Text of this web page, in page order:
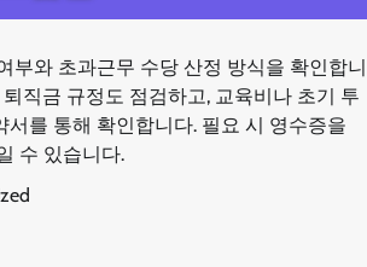
부와 초과근무 수당 산정 방식을 확인합니
직금 규정도 점검하고, 교육비나 초기 투
서를 통해 확인합니다. 필요 시 영수증을
수 있습니다.